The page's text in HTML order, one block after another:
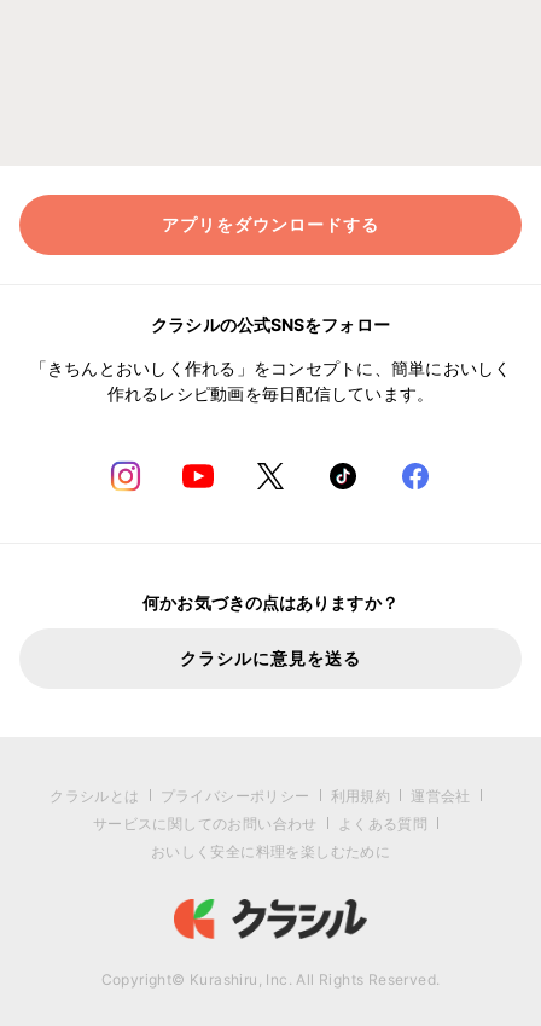
アプリをダウンロードする
クラシルの公式SNSをフォロー
「きちんとおいしく作れる」をコンセプトに、簡単においしく
作れるレシピ動画を毎日配信しています。
何かお気づきの点はありますか？
クラシルに意見を送る
クラシルとは プライバシーポリシー 利用規約
運営会社
サービスに関してのお問い合わせ
よくある質問
おいしく安全に料理を楽しむために
Copyright© Kurashiru, Inc. All Rights Reserved.